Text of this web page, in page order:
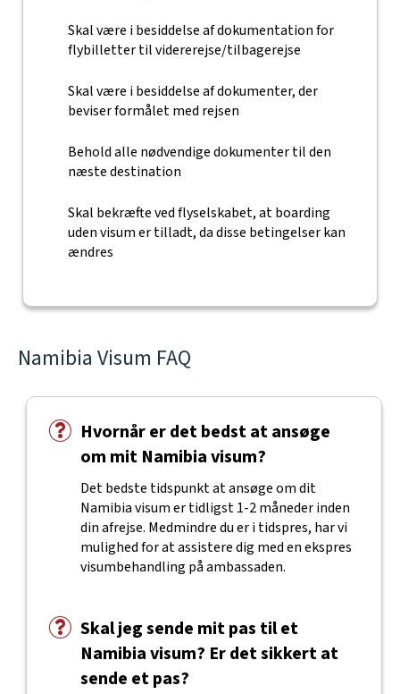
Skal være i besiddelse af dokumentation for
flybilletter til vidererejse/tilbagerejse
Skal være i besiddelse af dokumenter, der
beviser formålet med rejsen
Behold alle nødvendige dokumenter til den
næste destination
Skal bekræfte ved flyselskabet, at boarding
uden visum er tilladt, da disse betingelser kan
ændres
Namibia Visum FAQ
Hvornår er det bedst at ansøge
om mit Namibia visum?
Det bedste tidspunkt at ansøge om dit
Namibia visum er tidligst 1-2 måneder inden
din afrejse. Medmindre du er i tidspres, har vi
mulighed for at assistere dig med en ekspres
visumbehandling på ambassaden.
Skal jeg sende mit pas til et
Namibia visum? Er det sikkert at
sende et pas?